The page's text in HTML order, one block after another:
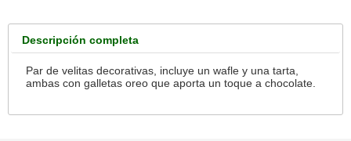
Descripción completa
Par de velitas decorativas, incluye un wafle y una tarta,
ambas con galletas oreo que aporta un toque a chocolate.